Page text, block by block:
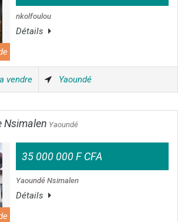
nkolfoulou
Détails
vendre Yaoundé
Nsimalen Yaoundé
35 000 000 F CFA
Yaoundé Nsimalen
Détails